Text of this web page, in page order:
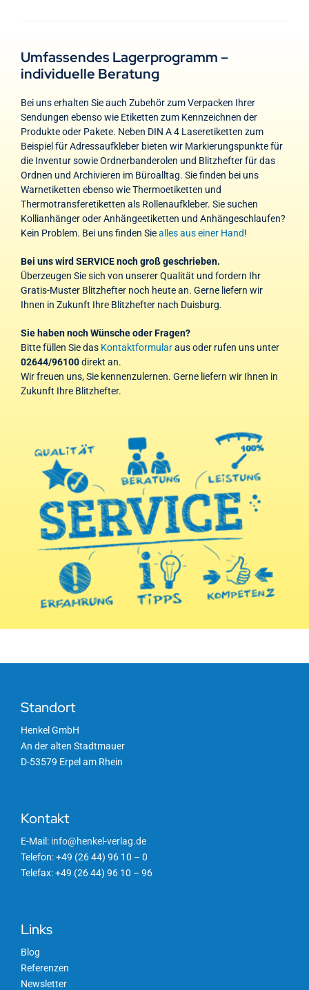
Umfassendes Lagerprogramm –
individuelle Beratung
Bei uns erhalten Sie auch Zubehör zum Verpacken Ihrer
Sendungen ebenso wie Etiketten zum Kennzeichnen der
Produkte oder Pakete. Neben DIN A 4 Laseretiketten zum
Beispiel für Adressaufkleber bieten wir Markierungspunkte für
die Inventur sowie Ordnerbanderolen und Blitzhefter für das
Ordnen und Archivieren im Büroalltag. Sie finden bei uns
Warnetiketten ebenso wie Thermoetiketten und
Thermotransferetiketten als Rollenaufkleber. Sie suchen
Kollianhänger oder Anhängeetiketten und Anhängeschlaufen?
Kein Problem. Bei uns finden Siealles aus einer Hand!
Bei uns wird SERVICE noch groß geschrieben.
Überzeugen Sie sich von unserer Qualität und fordern Ihr
Gratis-Muster Blitzhefter noch heute an. Gerne liefern wir
Ihnen in Zukunft Ihre Blitzhefter nach Duisburg.
Sie haben noch Wünsche oder Fragen?
Bitte füllen Sie das Kontaktformularaus oder rufen uns unter
02644/96100direkt an.
Wir freuen uns, Sie kennenzulernen. Gerne liefern wir Ihnen in
Zukunft Ihre Blitzhefter.
Standort
Henkel GmbH
An der alten Stadtmauer
D-53579 Erpel am Rhein
Kontakt
E-Mail: info@henkel-verlag.de
Telefon: +49 (26 44) 96 10 – 0
Telefax: +49 (26 44) 96 10 – 96
Links
Blog
Referenzen
Newsletter